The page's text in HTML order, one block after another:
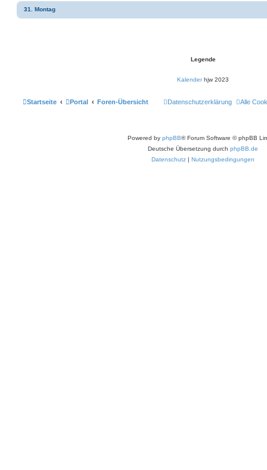
31. Montag
Legende
Kalenderhjw 2023
Startseite Portal Foren-Übersicht Alle
Datenschutzerklärung
Powered by phpBB® Forum Software © phpBB
Deutsche Übersetzung durch phpBB.de
Datenschutz | Nutzungsbedingungen